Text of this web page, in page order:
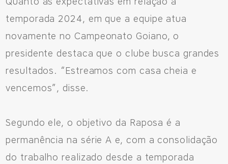
temporada 2024, em que a equipe atua
novamente no Campeonato Goiano, o
presidente destaca que o clube busca grandes
resultados. “Estreamos com casa cheia e
vencemos”, disse.
Segundo ele, o objetivo da Raposa é a
permanência na série A e, com a consolidação
do trabalho realizado desde a temporada